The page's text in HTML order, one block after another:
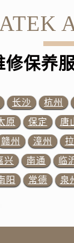
提前预约）
丽售后服务中
售后服务中心
翡丽售后服务
需提前预约）
（需提前预约）
修授权店3
室百达翡丽售
需提前预约）
需提前预约）
修保养
长沙 杭州
原 保定 唐
赣州 漳州
兴 南通 临
阳 常德 泉